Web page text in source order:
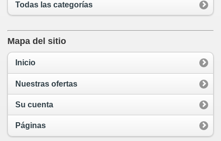
Todas las categorías
Mapa del sitio
Inicio
Nuestras ofertas
Su cuenta
Páginas